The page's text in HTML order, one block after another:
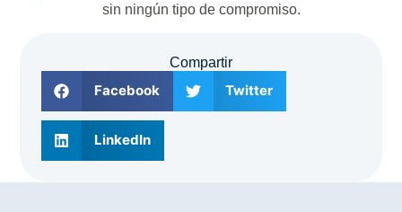
sin ningún tipo de compromiso.
Compartir
Facebook Twitter
LinkedIn